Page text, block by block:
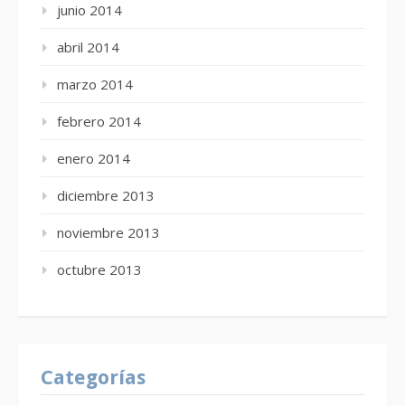
junio 2014
abril 2014
marzo 2014
febrero 2014
enero 2014
diciembre 2013
noviembre 2013
octubre 2013
Categorías